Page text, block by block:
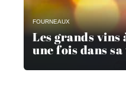
FOURNEAUX
Les grands vins
une fois dans sa